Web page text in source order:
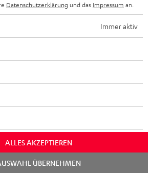
HiFi Test
Mehr...
Kopfhörer, den man derzeit
kaufen kann“
07.03.2022
Datenschutzerklärung und das Impressum an.
Immer aktiv
ALLES AKZEPTIEREN
ÜBERNEHMEN